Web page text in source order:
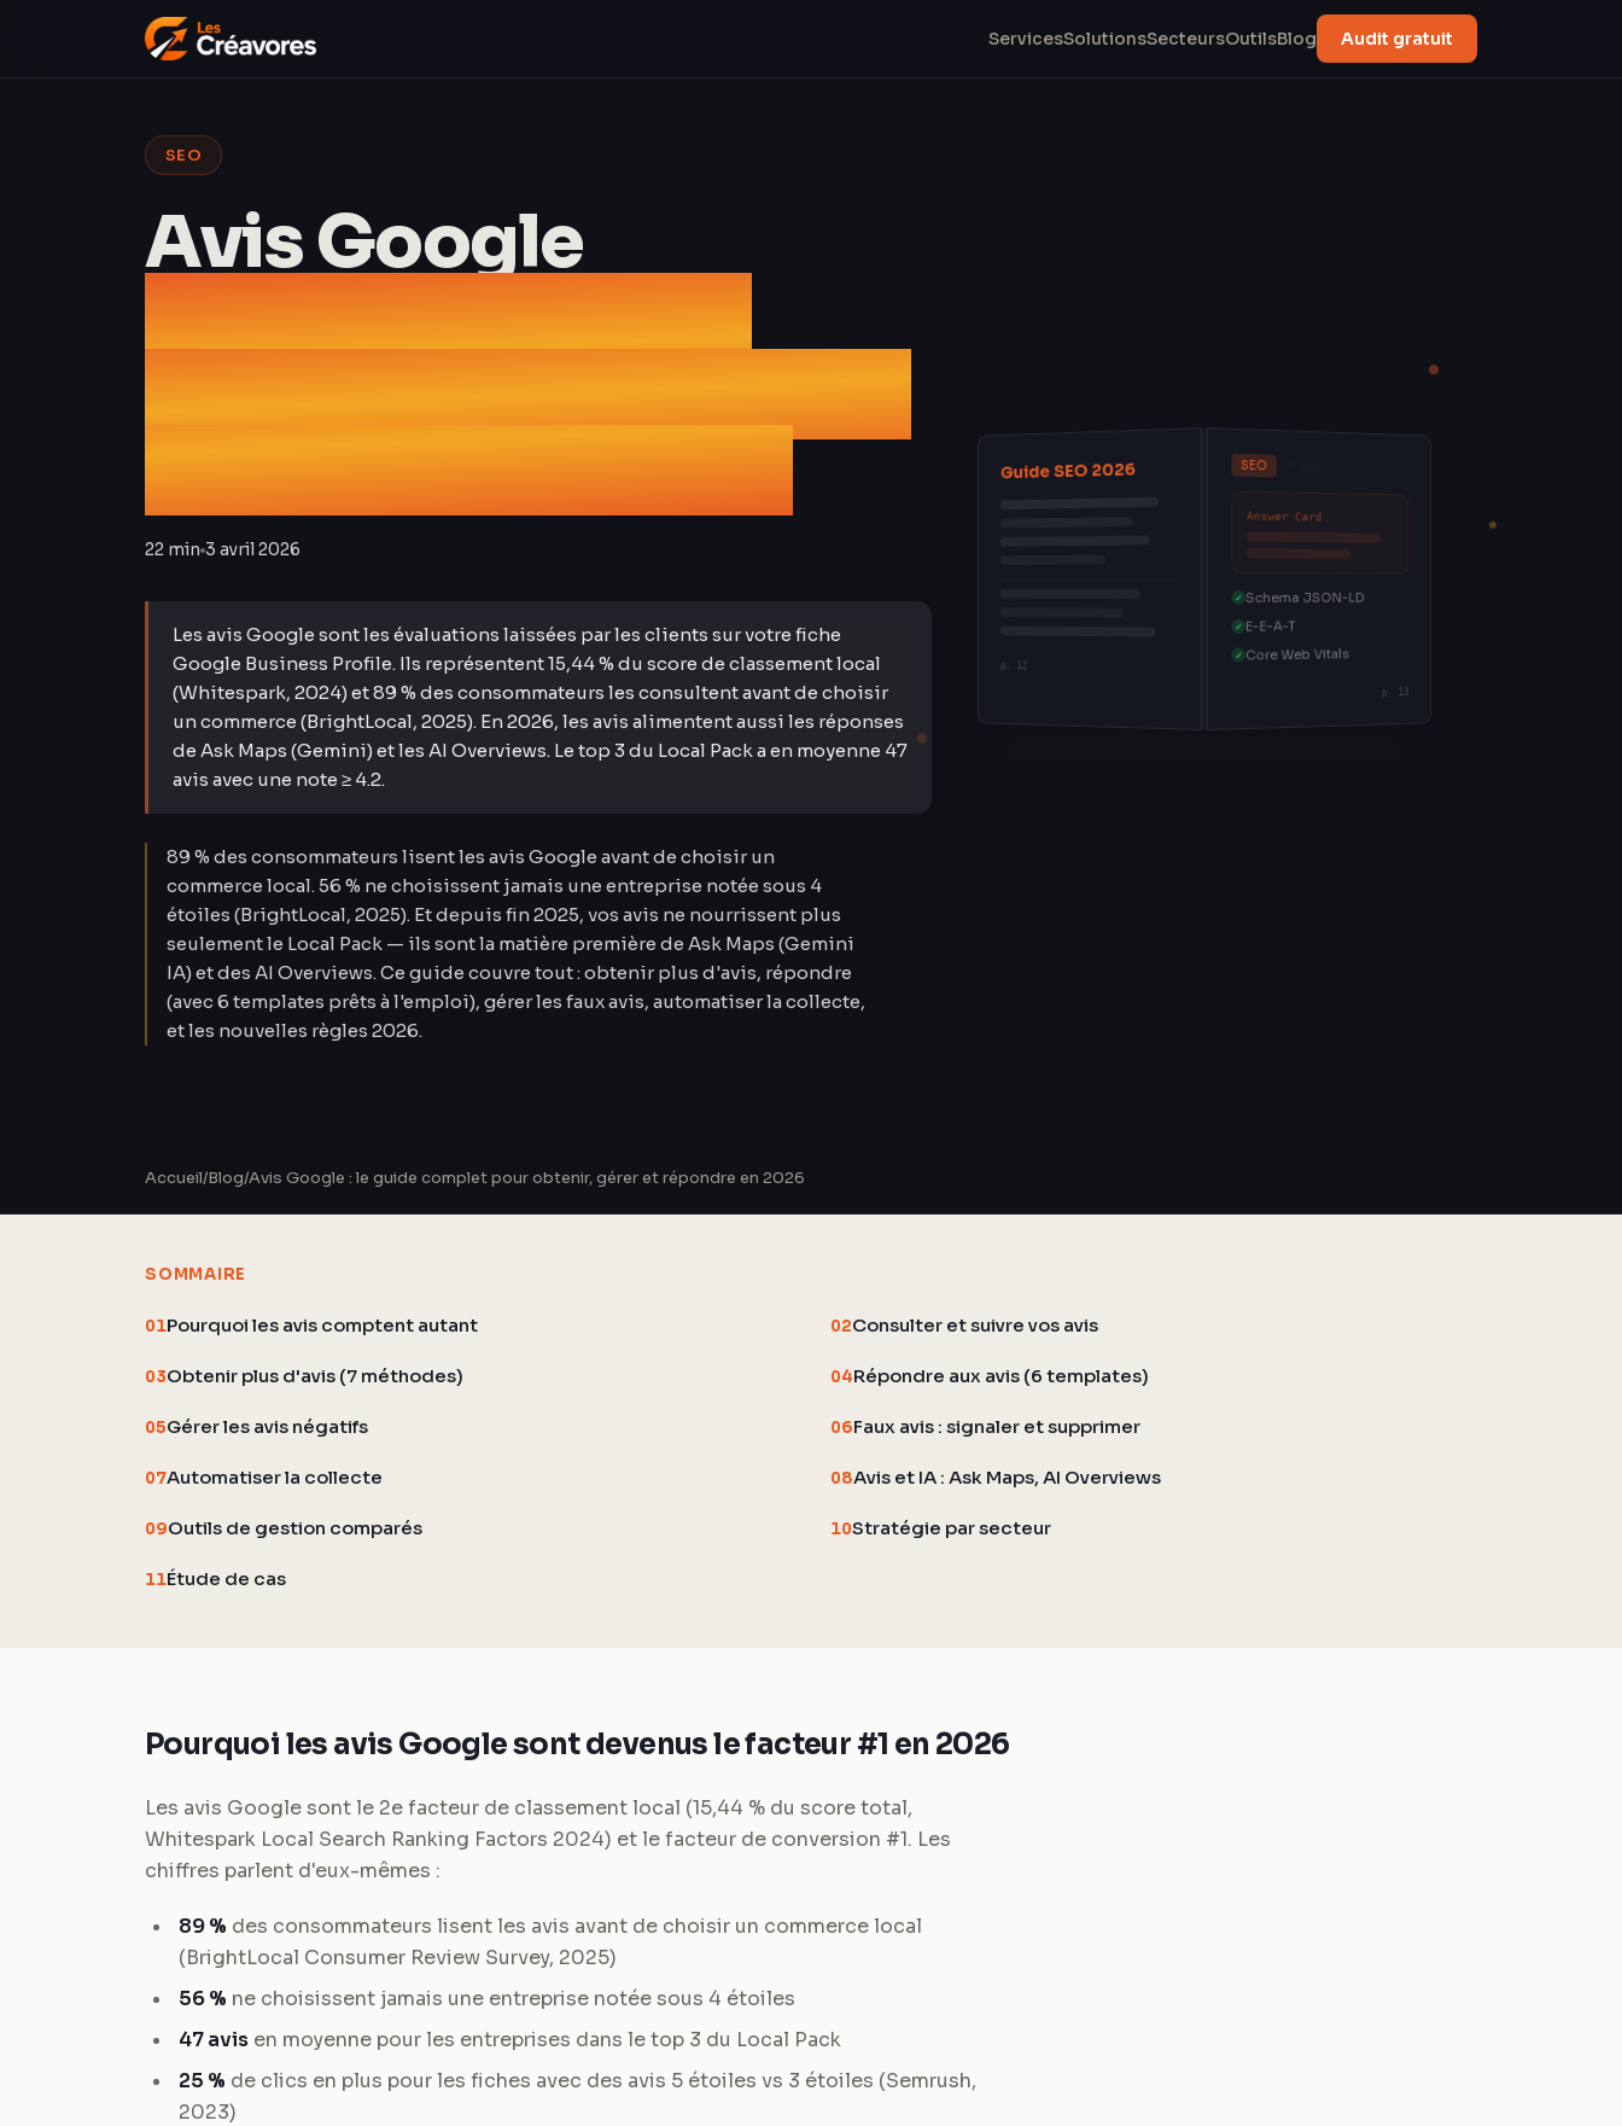
ServicesSolutionsSecteursOutilsBlog Audit gratuit
SEO
Avis Google
le guide complet
pour obtenir, gérer et
répondre en 2026
22 min 3 avril 2026
Les avis Google sont les évaluations laissées par les clients sur votre fiche
Google Business Profile. Ils représentent 15,44 % du score de classement local
(Whitespark, 2024) et 89 % des consommateurs les consultent avant de choisir
un commerce (BrightLocal, 2025). En 2026, les avis alimentent aussi les réponses
de Ask Maps (Gemini) et les AI Overviews. Le top 3 du Local Pack a en moyenne 47
avis avec une note ≥ 4.2.
89 % des consommateurs lisent les avis Google avant de choisir un
commerce local. 56 % ne choisissent jamais une entreprise notée sous 4
étoiles (BrightLocal, 2025). Et depuis fin 2025, vos avis ne nourrissent plus
seulement le Local Pack — ils sont la matière première de Ask Maps (Gemini
IA) et des AI Overviews. Ce guide couvre tout : obtenir plus d'avis, répondre
(avec 6 templates prêts à l'emploi), gérer les faux avis, automatiser la collecte,
et les nouvelles règles 2026.
Guide SEO 2026
p. 12
SEO
Answer Card
✓ Schema JSON-LD
✓ E-E-A-T
✓ Core Web Vitals
p. 13
Accueil/Blog/Avis Google : le guide complet pour obtenir, gérer et répondre en 2026
SOMMAIRE
01Pourquoi les avis comptent autant 02Consulter et suivre vos avis
03Obtenir plus d'avis (7 méthodes) 04Répondre aux avis (6 templates)
05Gérer les avis négatifs 06Faux avis : signaler et supprimer
07Automatiser la collecte 08Avis et IA : Ask Maps, AI Overviews
09Outils de gestion comparés 10Stratégie par secteur
11Étude de cas
Pourquoi les avis Google sont devenus le facteur #1 en 2026
Les avis Google sont le 2e facteur de classement local (15,44 % du score total,
Whitespark Local Search Ranking Factors 2024) et le facteur de conversion #1. Les
chiffres parlent d'eux-mêmes :
89 % des consommateurs lisent les avis avant de choisir un commerce local
(BrightLocal Consumer Review Survey, 2025)
56 % ne choisissent jamais une entreprise notée sous 4 étoiles
47 avis en moyenne pour les entreprises dans le top 3 du Local Pack
25 % de clics en plus pour les fiches avec des avis 5 étoiles vs 3 étoiles (Semrush,
2023)